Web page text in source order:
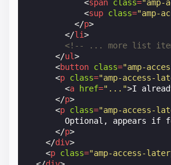
<span class=
<sup class="amp-
</p>
</li>
<!-- ... more list
</ul>
<button class="amp-
<p class="amp-access-
<a href="...">I
</p>
<p class="amp-access-
Optional, appears if
</p>
</div>
<p class="amp-access-